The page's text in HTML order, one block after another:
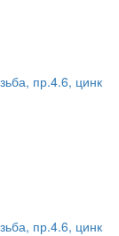
пр.4.6, цинк
пр.4.6, цинк